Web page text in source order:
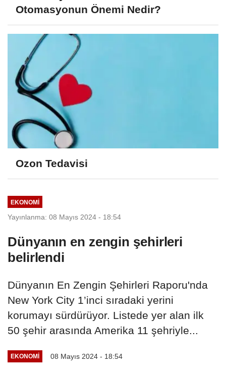
Otomasyonun Önemi Nedir?
Ozon Tedavisi
EKONOMI
Yayınlanma: 08 Mayıs 2024 - 18:54
Dünyanın en zengin şehirleri
belirlendi
Dünyanın En Zengin Şehirleri Raporu'nda
New York City 1’inci sıradaki yerini
korumayı sürdürüyor. Listede yer alan ilk
50 şehir arasında Amerika 11 şehriyle...
EKONOMI 08 Mayıs 2024 - 18:54